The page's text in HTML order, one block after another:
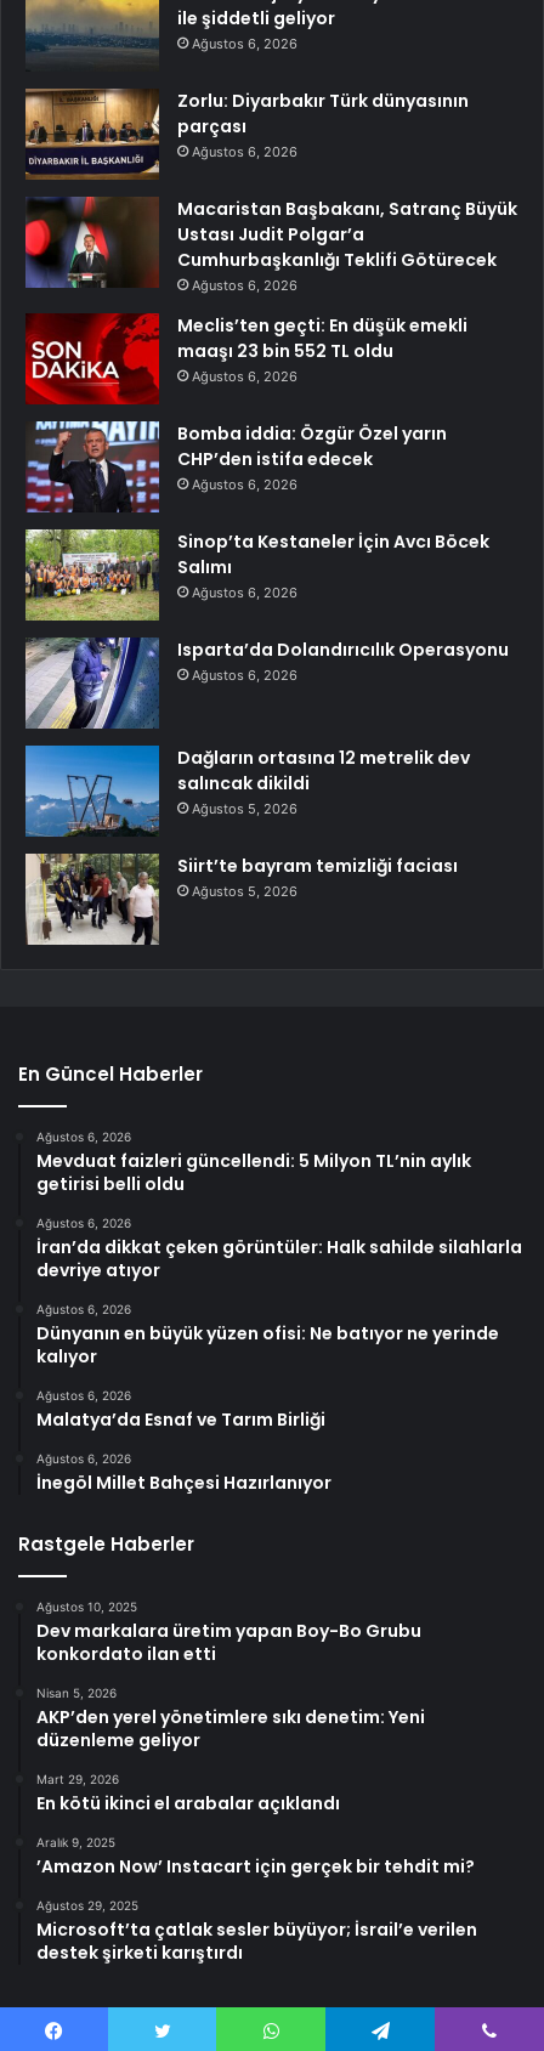
ile şiddetli geliyor
Ağustos 6, 2026
Zorlu: Diyarbakır Türk dünyasının
parçası
Ağustos 6, 2026
Macaristan Başbakanı, Satranç Büyük
Ustası Judit Polgar’a
Cumhurbaşkanlığı Teklifi Götürecek
Ağustos 6, 2026
Meclis’ten geçti: En düşük emekli
maaşı 23 bin 552 TL oldu
Ağustos 6, 2026
Bomba iddia: Özgür Özel yarın
CHP’den istifa edecek
Ağustos 6, 2026
Sinop’ta Kestaneler İçin Avcı Böcek
Salımı
Ağustos 6, 2026
Isparta’da Dolandırıcılık Operasyonu
Ağustos 6, 2026
Dağların ortasına 12 metrelik dev
salıncak dikildi
Ağustos 5, 2026
Siirt’te bayram temizliği faciası
Ağustos 5, 2026
En Güncel Haberler
Ağustos 6, 2026
Mevduat faizleri güncellendi: 5 Milyon TL’nin aylık
getirisi belli oldu
Ağustos 6, 2026
İran’da dikkat çeken görüntüler: Halk sahilde silahlarla
devriye atıyor
Ağustos 6, 2026
Dünyanın en büyük yüzen ofisi: Ne batıyor ne yerinde
kalıyor
Ağustos 6, 2026
Malatya’da Esnaf ve Tarım Birliği
Ağustos 6, 2026
İnegöl Millet Bahçesi Hazırlanıyor
Rastgele Haberler
Ağustos 10, 2025
Dev markalara üretim yapan Boy-Bo Grubu
konkordato ilan etti
Nisan 5, 2026
AKP’den yerel yönetimlere sıkı denetim: Yeni
düzenleme geliyor
Mart 29, 2026
En kötü ikinci el arabalar açıklandı
Aralık 9, 2025
’Amazon Now’ Instacart için gerçek bir tehdit mi?
Ağustos 29, 2025
Microsoft’ta çatlak sesler büyüyor; İsrail’e verilen
destek şirketi karıştırdı